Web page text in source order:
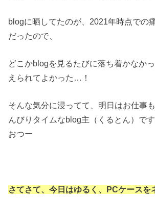
blogに晒してたのが、2021年時点での
だったので、
どこかblogを見るたびに落ち着かなか
えられてよかった…！
そんな気分に浸ってて、明日はお仕事
んびりタイムなblog主（くるとん）で
おつー
さてさて、今日はゆるく、PCケースを